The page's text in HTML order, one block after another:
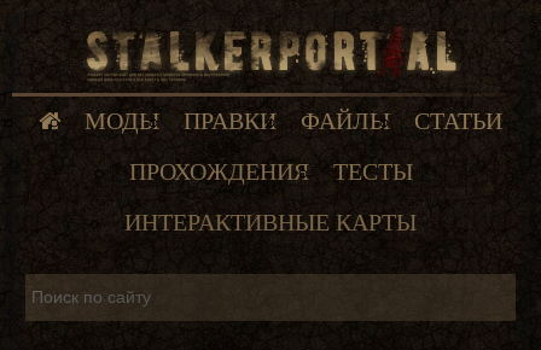
МОДЫ ПРАВКИ ФАЙЛЫ
СТАТЬИ
ПРОХОЖДЕНИЯ
ТЕСТЫ
ИНТЕРАКТИВНЫЕ КАРТЫ